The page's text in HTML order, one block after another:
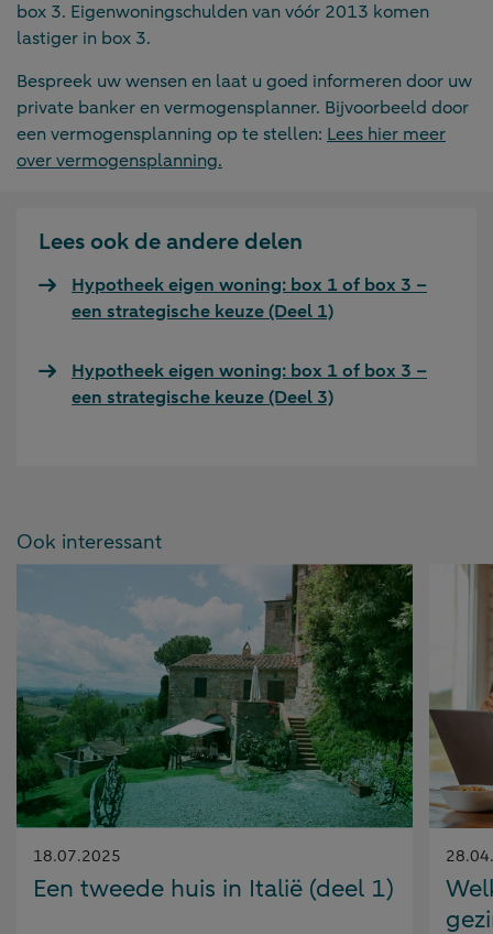
box 3. Eigenwoningschulden van vóór 2013 komen
lastiger in box 3.
Bespreek uw wensen en laat u goed informeren door uw
private banker en vermogensplanner. Bijvoorbeeld door
een vermogensplanning op te stellen: Lees hier meer
over vermogensplanning.
Lees ook de andere delen
Hypotheek eigen woning: box 1 of box 3 –
een strategische keuze (Deel 1)
Hypotheek eigen woning: box 1 of box 3 –
een strategische keuze (Deel 3)
Ook interessant
Gepubliceerd
op:
18.07.2025
Een tweede huis in Italië (deel 1)
op: